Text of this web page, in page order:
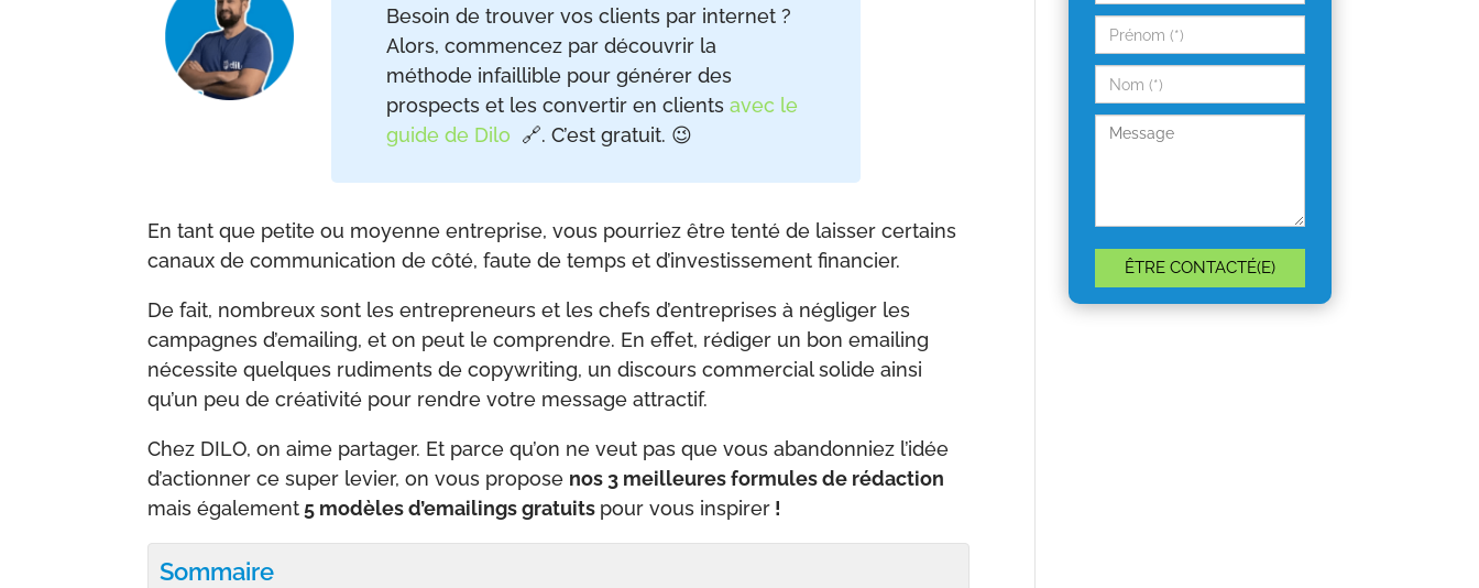
Besoin de trouver vos clients par internet ?
Alors, commencez par découvrir la
méthode infaillible pour générer des
prospects et les convertir en clientsavec le
guide de Dilo 🔗. C’est gratuit. 😉
En tant que petite ou moyenne entreprise, vous pourriez être tenté de laisser certains
canaux de communication de côté, faute de temps et d’investissement financier.
De fait, nombreux sont les entrepreneurs et les chefs d’entreprises à négliger les
campagnes d’emailing, et on peut le comprendre. En effet, rédiger un bon emailing
nécessite quelques rudiments de copywriting, un discours commercial solide ainsi
qu’un peu de créativité pour rendre votre message attractif.
Chez DILO, on aime partager. Et parce qu’on ne veut pas que vous abandonniez l’idée
d’actionner ce super levier, on vous propose nos 3 meilleures formules de rédaction
mais également 5 modèles d’emailings gratuits pour vous inspirer !
Sommaire